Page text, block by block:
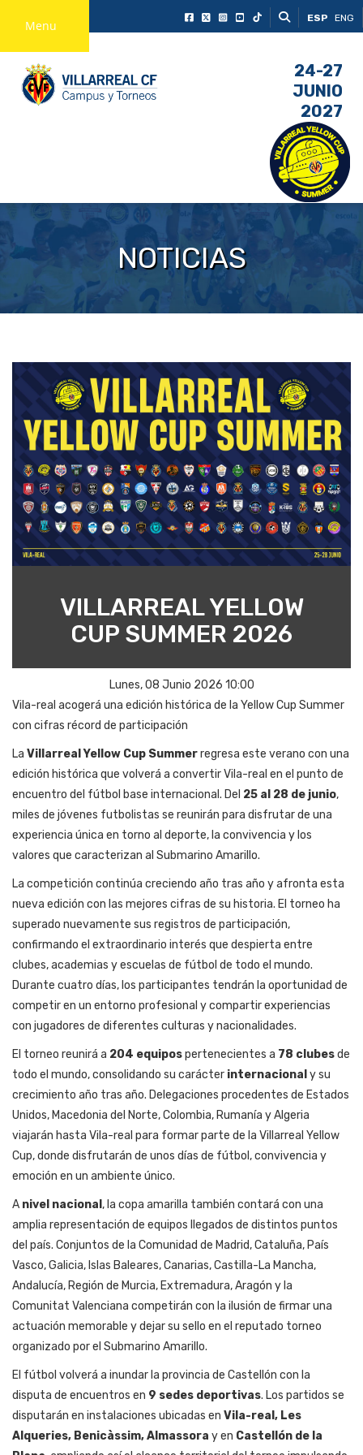
Menu ESP ENG
24-27
JUNIO
2027
NOTICIAS
VILLARREAL YELLOW
CUP SUMMER 2026
Lunes, 08 Junio 2026 10:00
Vila-real acogerá una edición histórica de la Yellow Cup Summer
con cifras récord de participación
La Villarreal Yellow Cup Summerregresa este verano con una
edición histórica que volverá a convertir Vila-real en el punto de
encuentro del fútbol base internacional. Del 25 al 28 de junio,
miles de jóvenes futbolistas se reunirán para disfrutar de una
experiencia única en torno al deporte, la convivencia y los
valores que caracterizan al Submarino Amarillo.
La competición continúa creciendo año tras año y afronta esta
nueva edición con las mejores cifras de su historia. El torneo ha
superado nuevamente sus registros de participación,
confirmando el extraordinario interés que despierta entre
clubes, academias y escuelas de fútbol de todo el mundo.
Durante cuatro días, los participantes tendrán la oportunidad de
competir en un entorno profesional y compartir experiencias
con jugadores de diferentes culturas y nacionalidades.
El torneo reunirá a 204 equipospertenecientes a 78 clubesde
todo el mundo, consolidando su carácter internacional y su
crecimiento año tras año. Delegaciones procedentes de Estados
Unidos, Macedonia del Norte, Colombia, Rumanía y Algeria
viajarán hasta Vila-real para formar parte de la Villarreal Yellow
Cup, donde disfrutarán de unos días de fútbol, convivencia y
emoción en un ambiente único.
A nivel nacional , la copa amarilla también contará con una
amplia representación de equipos llegados de distintos puntos
del país. Conjuntos de la Comunidad de Madrid, Cataluña, País
Vasco, Galicia, Islas Baleares, Canarias, Castilla-La Mancha,
Andalucía, Región de Murcia, Extremadura, Aragón y la
Comunitat Valenciana competirán con la ilusión de firmar una
actuación memorable y dejar su sello en el reputado torneo
organizado por el Submarino Amarillo.
El fútbol volverá a inundar la provincia de Castellón con la
disputa de encuentros en 9 sedes deportivas. Los partidos se
disputarán en instalaciones ubicadas en Vila-real, Les
Alqueries, Benicàssim, Almassora y en Castellón de la